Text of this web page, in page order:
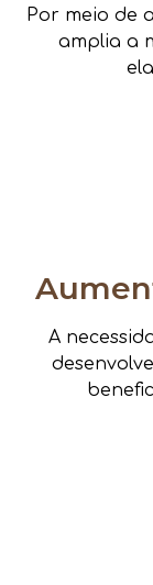
Por meio de
amplia a
A